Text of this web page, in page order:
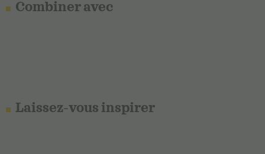
Combiner avec
Laissez-vous inspirer